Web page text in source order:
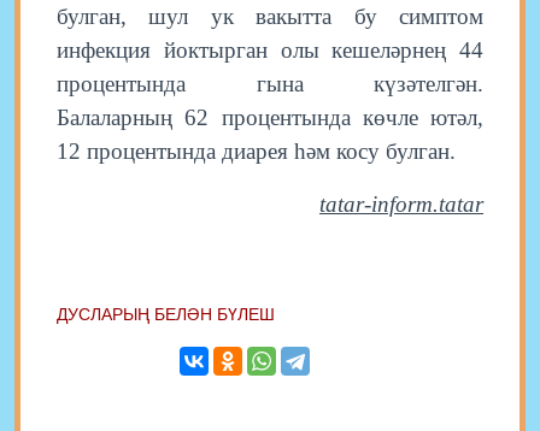
булган, шул ук вакытта бу симптом
инфекция йоктырган олы кешеләрнең 44
процентында гына күзәтелгән.
Балаларның 62 процентында көчле ютәл,
12 процентында диарея һәм косу булган.
tatar-inform.tatar
ДУСЛАРЫҢ БЕЛӘН БҮЛЕШ